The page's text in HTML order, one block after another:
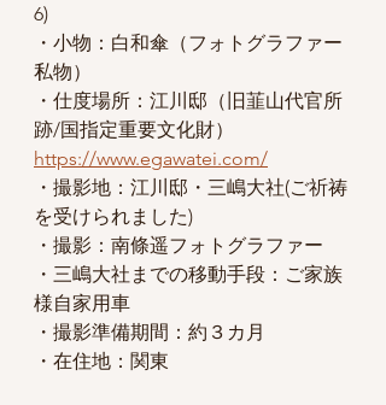
6)
・小物：白和傘（フォトグラファー
私物）
・仕度場所：江川邸（旧韮山代官所
跡/国指定重要文化財）
https://www.egawatei.com/
・撮影地：江川邸・三嶋大社(ご祈祷
を受けられました)
・撮影： 南條遥フォトグラファー
・三嶋大社までの移動手段：ご家族
様自家用車
・撮影準備期間：約３カ月
・在住地：関東